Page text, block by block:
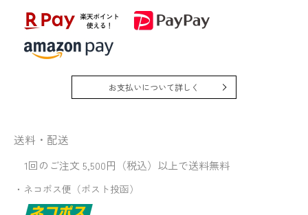
お支払いについて詳しく
送料・配送
1回のご注文 5,500円（税込）以上で送料無料
・ネコポス便（ポスト投函）